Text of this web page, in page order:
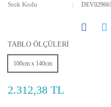
Stok Kodu
TABLO ÖLÇÜLERİ
100cm x 140cm
2.312,38 TL